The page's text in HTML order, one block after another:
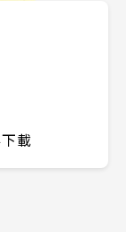
載